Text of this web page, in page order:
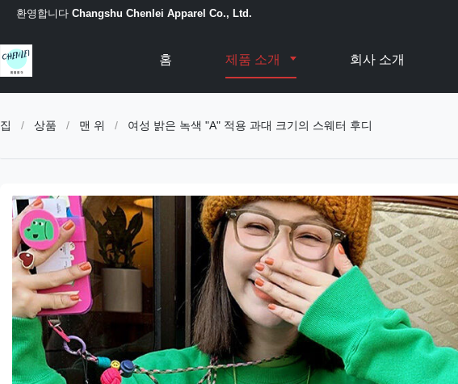
환영합니다 Changshu Chenlei Apparel Co., Ltd.
홈 제품 소개 회사 소개
집 / 상품 / 맨 위 / 여성 밝은 녹색 "A" 적용 과대 크기의 스웨터 후디